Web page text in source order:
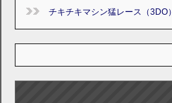
チキチキマシン猛レース（3DO）